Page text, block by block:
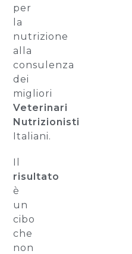
per
la
nutrizione
alla
consulenza
dei
migliori
Veterinari
Nutrizionisti
Italiani.
Il
risultato
è
un
cibo
che
non